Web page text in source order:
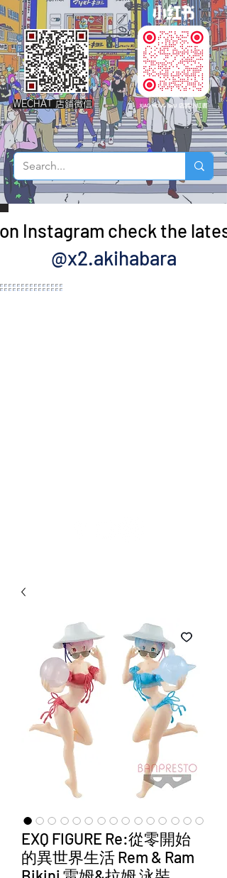
WECHAT 店鋪微信
WECHAT 微信諮詢
Instagram check the
@x2.akihabara
EXQ FIGURE Re:從零開始
的異世界生活 Rem & Ram